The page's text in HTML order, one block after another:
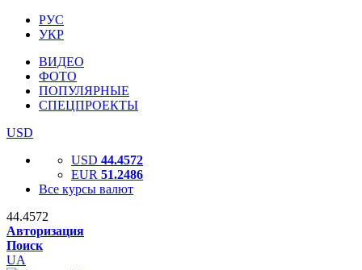
РУС
УКР
ВИДЕО
ФОТО
ПОПУЛЯРНЫЕ
СПЕЦПРОЕКТЫ
USD
USD 44.4572
EUR 51.2486
Все курсы валют
44.4572
Авторизация
Поиск
UA